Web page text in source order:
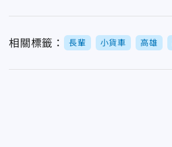
相關標籤： 長輩 小貨車 高雄